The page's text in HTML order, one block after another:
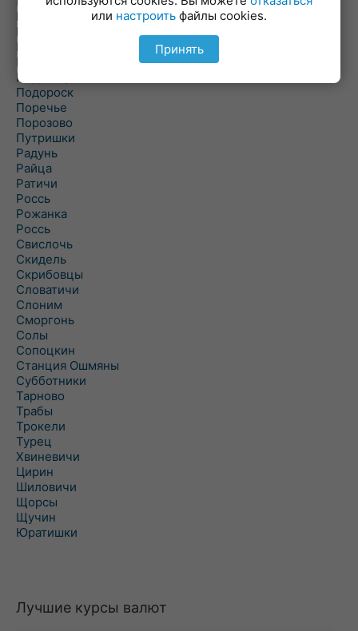
Петревичи
Погородно
Пограничный
Подлабенье
Подольцы
Подороск
Поречье
Порозово
Путришки
Радунь
Райца
Ратичи
Роcсь
Рожанка
Россь
Свислочь
Скидель
Скрибовцы
Словатичи
Слоним
Сморгонь
Солы
Сопоцкин
Станция Ошмяны
Субботники
Тарново
Трабы
Трокели
Турец
Хвиневичи
Цирин
Шиловичи
Щорсы
Щучин
Юратишки
Лучшие курсы валют
или настроить файлы cookies.
Принять